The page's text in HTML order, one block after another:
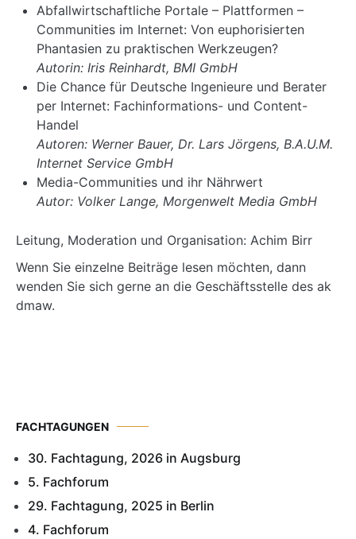
Abfallwirtschaftliche Portale – Plattformen –
Communities im Internet: Von euphorisierten
Phantasien zu praktischen Werkzeugen?
Autorin: Iris Reinhardt, BMI GmbH
Die Chance für Deutsche Ingenieure und Berater
per Internet: Fachinformations- und Content-
Handel
Autoren: Werner Bauer, Dr. Lars Jörgens, B.A.U.M.
Internet Service GmbH
Media-Communities und ihr Nährwert
Autor: Volker Lange, Morgenwelt Media GmbH
Leitung, Moderation und Organisation: Achim Birr
Wenn Sie einzelne Beiträge lesen möchten, dann
wenden Sie sich gerne an die Geschäftsstelle des ak
dmaw.
FACHTAGUNGEN
30. Fachtagung, 2026 in Augsburg
5. Fachforum
29. Fachtagung, 2025 in Berlin
4. Fachforum